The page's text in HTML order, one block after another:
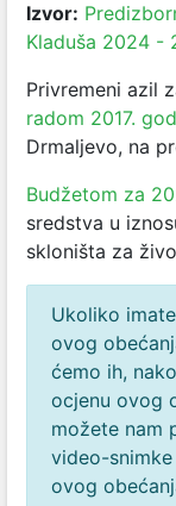
Izvor:
Kladuša 2024 -
Privremeni azil
radom 2017.
Drmaljevo, na
Budžetom za
sredstva u
skloništa za
Ukoliko
ovog
ćemo ih,
ocjenu ovog
možete nam
video-
ovog